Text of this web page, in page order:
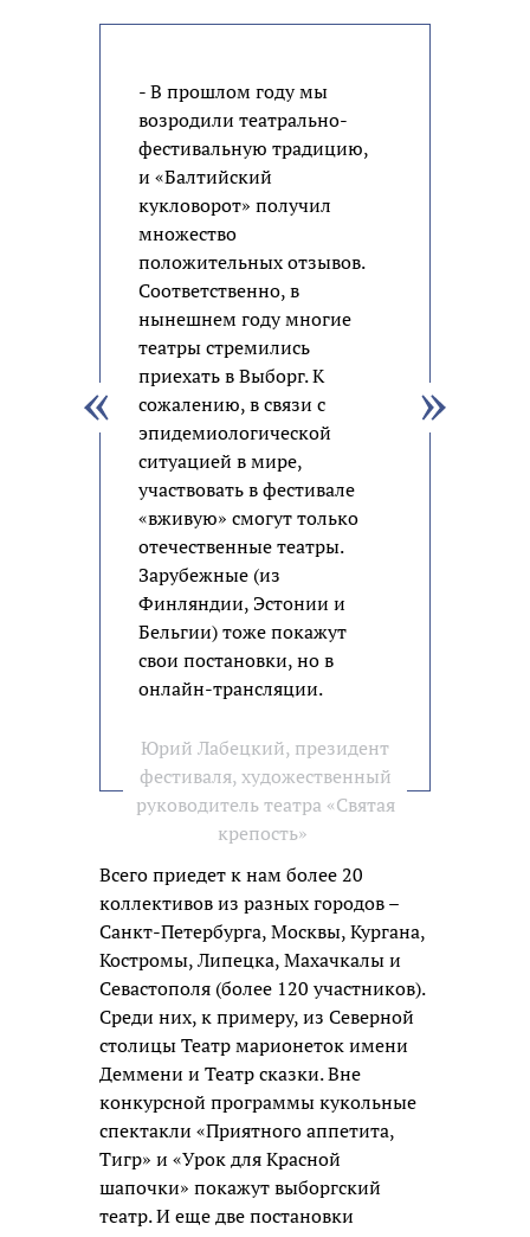
- В прошлом году мы
возродили театрально-
фестивальную традицию,
и «Балтийский
кукловорот» получил
множество
положительных отзывов.
Соответственно, в
нынешнем году многие
театры стремились
приехать в Выборг. К
сожалению, в связи с
эпидемиологической
ситуацией в мире,
участвовать в фестивале
«вживую» смогут только
отечественные театры.
Зарубежные (из
Финляндии, Эстонии и
Бельгии) тоже покажут
свои постановки, но в
онлайн-трансляции.
Юрий Лабецкий, президент
фестиваля, художественный
руководитель театра «Святая
крепость»
Всего приедет к нам более 20
коллективов из разных городов –
Санкт-Петербурга, Москвы, Кургана,
Костромы, Липецка, Махачкалы и
Севастополя (более 120 участников).
Среди них, к примеру, из Северной
столицы Театр марионеток имени
Деммени и Театр сказки. Вне
конкурсной программы кукольные
спектакли «Приятного аппетита,
Тигр» и «Урок для Красной
шапочки» покажут выборгский
театр. И еще две постановки